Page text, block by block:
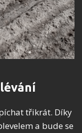
třikrát. Díky
a bude se